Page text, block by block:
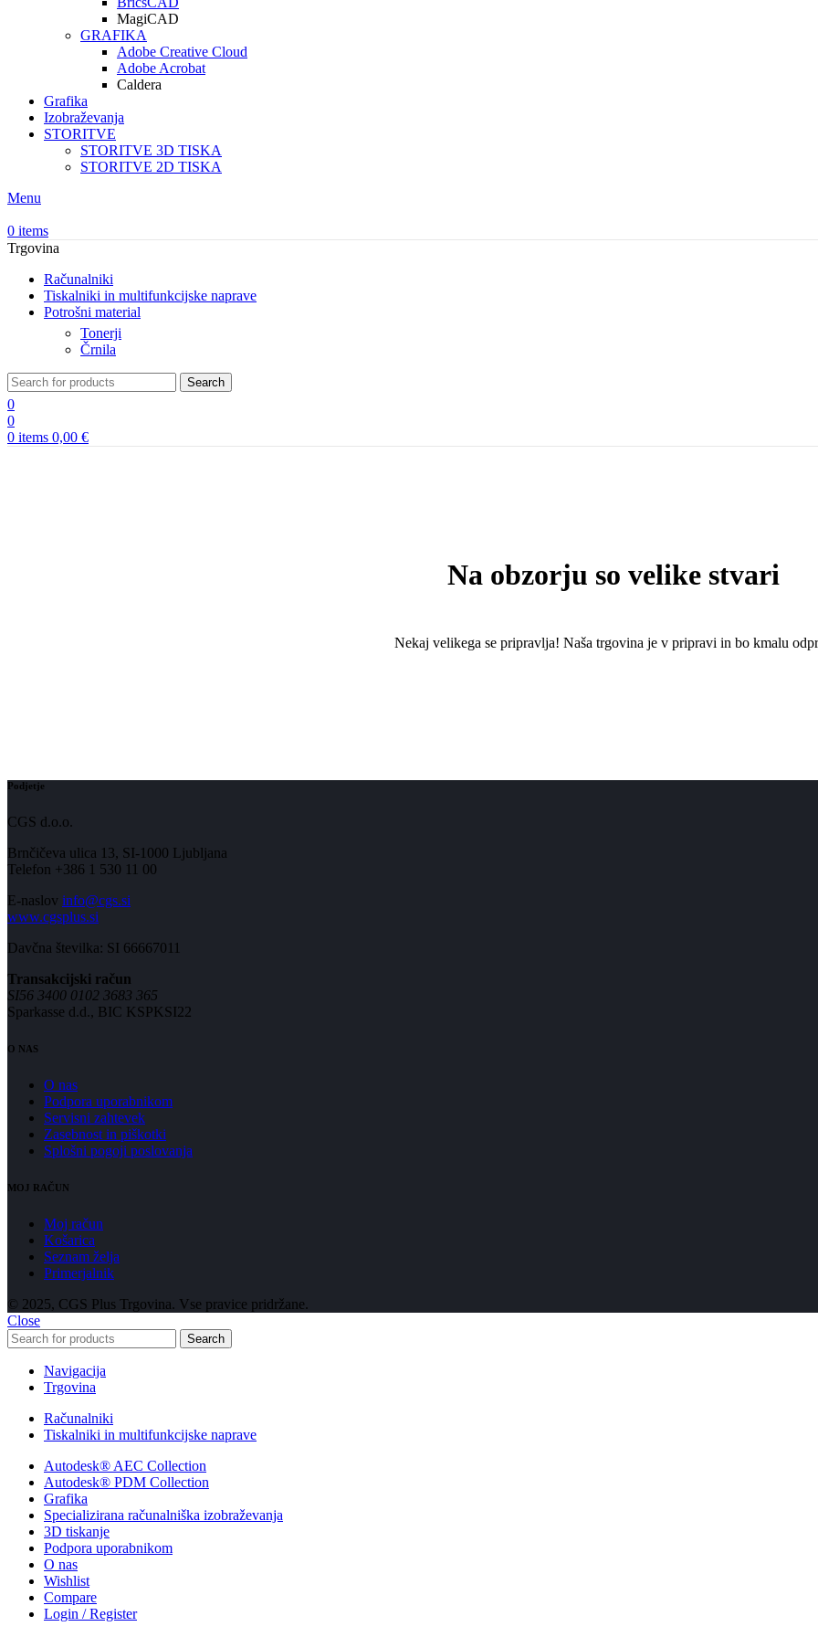
MagiCAD
GRAFIKA
Adobe Creative Cloud
Adobe Acrobat
Caldera
Grafika
Izobraževanja
STORITVE
STORITVE 3D TISKA
STORITVE 2D TISKA
Menu
0 items
Trgovina
Računalniki
Tiskalniki in multifunkcijske naprave
Potrošni material
Tonerji
Črnila
Search
0
0
0 items 0,00 €
Na obzorju so velike stvari
Nekaj ​​velikega se pripravlja! Naša trgovina je v pripravi in ​​bo kmalu
Podjetje
CGS d.o.o.
Brnčičeva ulica 13, SI-1000 Ljubljana
Telefon +386 1 530 11 00
E-naslov info@cgs.si
www.cgsplus.si
Davčna številka: SI 66667011
Transakcijski račun
SI56 3400 0102 3683 365
Sparkasse d.d., BIC KSPKSI22
O NAS
O nas
Podpora uporabnikom
Servisni zahtevek
Zasebnost in piškotki
Splošni pogoji poslovanja
MOJ RAČUN
Moj račun
Košarica
Seznam želja
Primerjalnik
© 2025, CGS Plus Trgovina. Vse pravice pridržane.
Close
Search
Navigacija
Trgovina
Računalniki
Tiskalniki in multifunkcijske naprave
Autodesk® AEC Collection
Autodesk® PDM Collection
Grafika
Specializirana računalniška izobraževanja
3D tiskanje
Podpora uporabnikom
O nas
Wishlist
Compare
Login / Register